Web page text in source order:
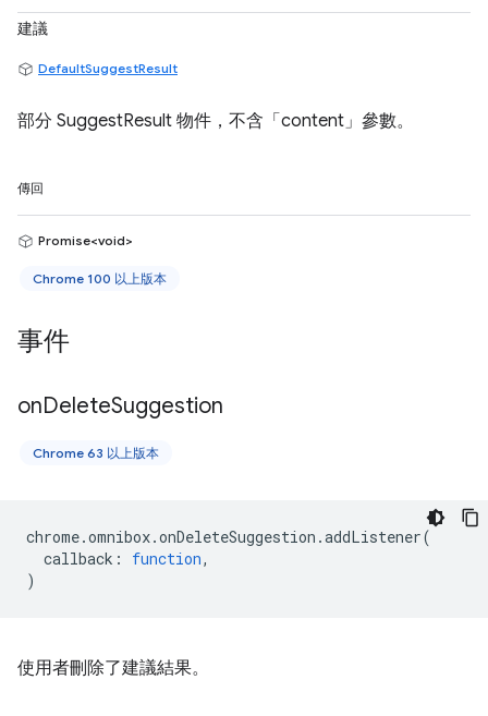
建議
DefaultSuggestResult
部分 SuggestResult 物件，不含「content」參數。
傳回
Promise<void>
Chrome 100 以上版本
事件
onDeleteSuggestion
Chrome 63 以上版本
chrome.omnibox.onDeleteSuggestion .addListener(
callback : function,
)
使用者刪除了建議結果。